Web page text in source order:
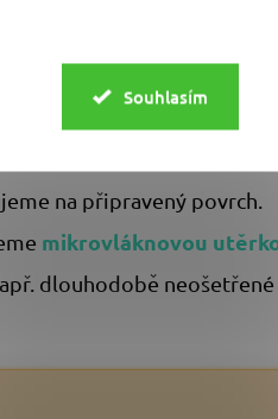
Souhlasím
na připravený povrch.
mikrovláknovou
dlouhodobě neošetřené